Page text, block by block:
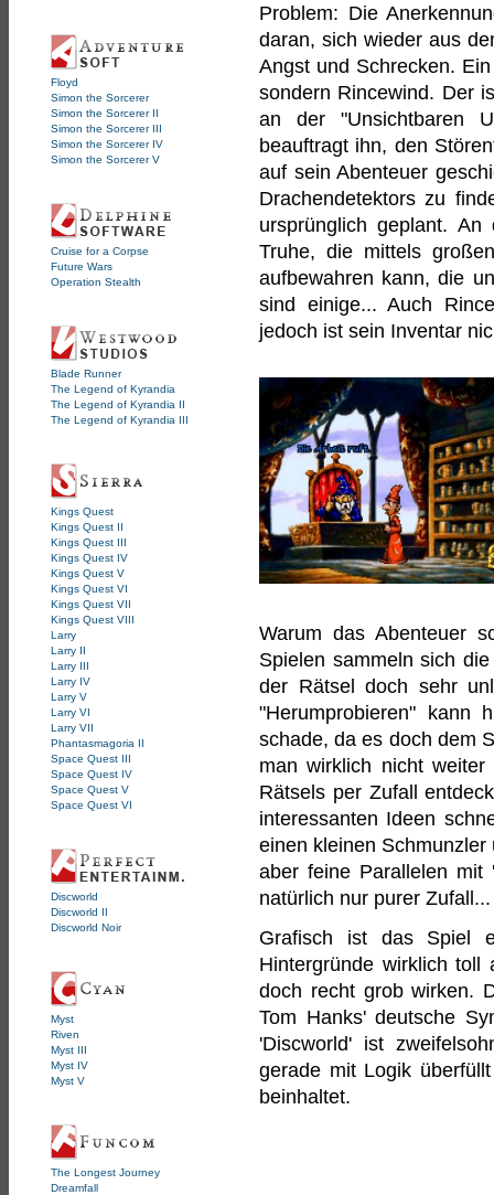
Floyd
Simon the Sorcerer
Simon the Sorcerer II
Simon the Sorcerer III
Simon the Sorcerer IV
Simon the Sorcerer V
Cruise for a Corpse
Future Wars
Operation Stealth
Blade Runner
The Legend of Kyrandia
The Legend of Kyrandia II
The Legend of Kyrandia III
Kings Quest
Kings Quest II
Kings Quest III
Kings Quest IV
Kings Quest V
Kings Quest VI
Kings Quest VII
Kings Quest VIII
Larry
Larry II
Larry III
Larry IV
Larry V
Larry VI
Larry VII
Phantasmagoria II
Space Quest III
Space Quest IV
Space Quest V
Space Quest VI
Discworld
Discworld II
Discworld Noir
Myst
Riven
Myst III
Myst IV
Myst V
The Longest Journey
Dreamfall
Problem: Die
daran, sich wieder aus
Angst und Schrecken.
sondern Rincewind. Der
an der "Unsichtbaren
beauftragt ihn, den
auf sein Abenteuer
Drachendetektors zu
ursprünglich geplant.
Truhe, die mittels
aufbewahren kann, die
sind einige... Auch
jedoch ist sein Inventar
Warum das Abenteuer
Spielen sammeln sich
der Rätsel doch sehr
"Herumprobieren"
schade, da es doch dem
man wirklich nicht
Rätsels per Zufall
interessanten Ideen
einen kleinen
aber feine Parallelen mit
natürlich nur purer Zufall...
Grafisch ist das Spiel
Hintergründe wirklich
doch recht grob wirken.
Tom Hanks' deutsche
'Discworld' ist
gerade mit Logik
beinhaltet.